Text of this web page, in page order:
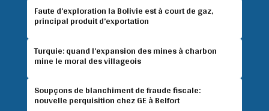
Faute d’exploration la Bolivie est à court de gaz,
principal produit d’exportation
Turquie: quand l’expansion des mines à charbon
mine le moral des villageois
Soupçons de blanchiment de fraude fiscale:
nouvelle perquisition chez GE à Belfort